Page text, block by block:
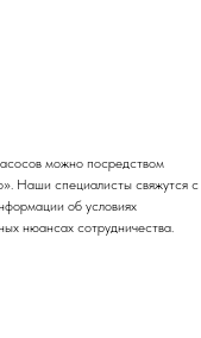
можно посредством
Наши специалисты свяжутся с
об условиях
нюансах сотрудничества.